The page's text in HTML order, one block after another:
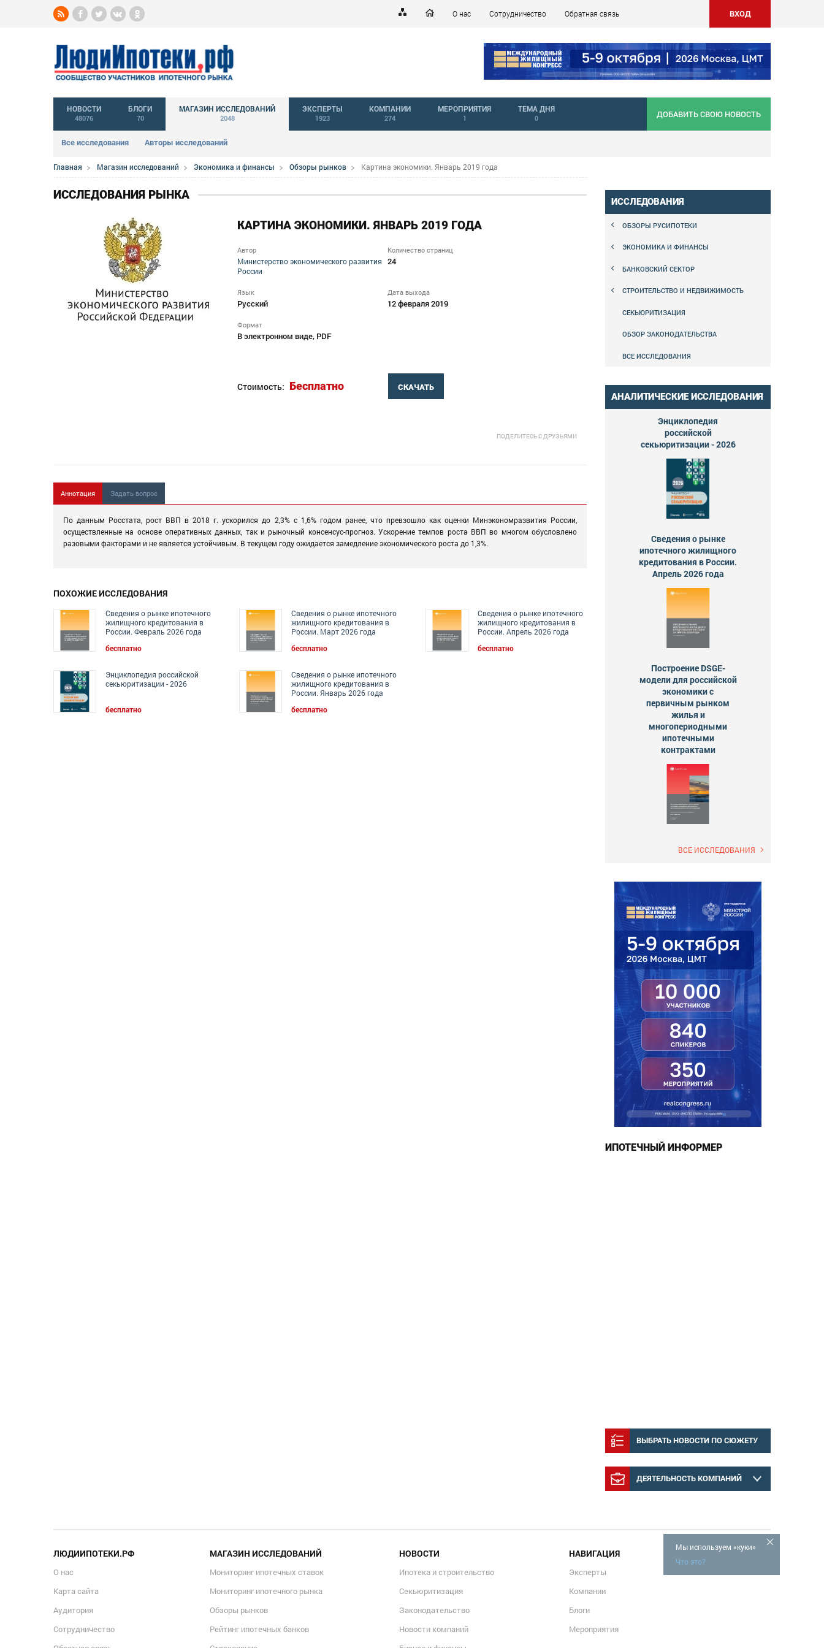
О нас Сотрудничество Обратная связь ВХОД
НОВОСТИ
48076
БЛОГИ
70
МАГАЗИН ИССЛЕДОВАНИЙ
2048
Все исследования Авторы исследований
ЭКСПЕРТЫ
1923
КОМПАНИИ
274
МЕРОПРИЯТИЯ
1
ТЕМА ДНЯ
0 ДОБАВИТЬ СВОЮ НОВОСТЬ
Главная Магазин исследований Экономика и финансы Обзоры рынков Картина экономики. Январь 2019 года
ИССЛЕДОВАНИЯ РЫНКА
КАРТИНА ЭКОНОМИКИ. ЯНВАРЬ 2019 ГОДА
Автор
Министерство экономического развития
России
Количество страниц
24
Язык
Русский
Дата выхода
12 февраля 2019
Формат
В электронном виде, PDF
Стоимость: Бесплатно СКАЧАТЬ
ПОДЕЛИТЕСЬ С ДРУЗЬЯМИ
Аннотация Задать вопрос
По данным Росстата, рост ВВП в 2018 г. ускорился до 2,3% с 1,6% годом ранее, что превзошло как оценки Минэкономразвития России,
осуществленные на основе оперативных данных, так и рыночный консенсус-прогноз. Ускорение темпов роста ВВП во многом обусловлено
разовыми факторами и не является устойчивым. В текущем году ожидается замедление экономического роста до 1,3%.
ПОХОЖИЕ ИССЛЕДОВАНИЯ
Сведения о рынке ипотечного
жилищного кредитования в
России. Февраль 2026 года
бесплатно
Сведения о рынке ипотечного
жилищного кредитования в
России. Март 2026 года
бесплатно
Сведения о рынке ипотечного
жилищного кредитования в
России. Апрель 2026 года
бесплатно
Энциклопедия российской
секьюритизации - 2026
бесплатно
Сведения о рынке ипотечного
жилищного кредитования в
России. Январь 2026 года
бесплатно
ИССЛЕДОВАНИЯ
ОБЗОРЫ РУСИПОТЕКИ
ЭКОНОМИКА И ФИНАНСЫ
БАНКОВСКИЙ СЕКТОР
СТРОИТЕЛЬСТВО И НЕДВИЖИМОСТЬ
СЕКЬЮРИТИЗАЦИЯ
ОБЗОР ЗАКОНОДАТЕЛЬСТВА
ВСЕ ИССЛЕДОВАНИЯ
АНАЛИТИЧЕСКИЕ ИССЛЕДОВАНИЯ
Энциклопедия
российской
секьюритизации - 2026
Сведения о рынке
ипотечного жилищного
кредитования в России.
Апрель 2026 года
Построение DSGE-
модели для российской
экономики с
первичным рынком
жилья и
многопериодными
ипотечными
контрактами
ВСЕ ИССЛЕДОВАНИЯ
ИПОТЕЧНЫЙ ИНФОРМЕР
ВЫБРАТЬ НОВОСТИ ПО СЮЖЕТУ
ДЕЯТЕЛЬНОСТЬ КОМПАНИЙ
Мы используем «куки»
Что это?
ЛЮДИИПОТЕКИ.РФ
О нас
Карта сайта
Аудитория
Сотрудничество
МАГАЗИН ИССЛЕДОВАНИЙ
Мониторинг ипотечных ставок
Мониторинг ипотечного рынка
Обзоры рынков
Рейтинг ипотечных банков
НОВОСТИ
Ипотека и строительство
Секьюритизация
Законодательство
Новости компаний
НАВИГАЦИЯ
Эксперты
Компании
Блоги
Мероприятия